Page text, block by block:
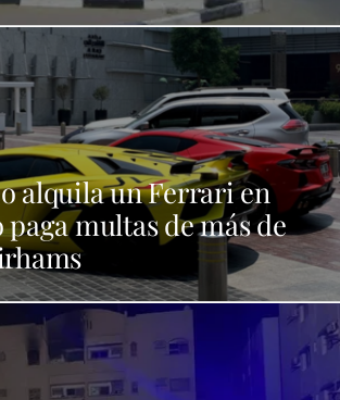
alquila un Ferrari en
paga multas de más de